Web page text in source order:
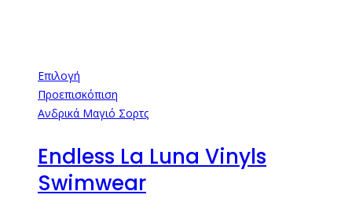
Επιλογή
Προεπισκόπιση
Ανδρικά Μαγιό Σορτς
Endless La Luna Vinyls
Swimwear